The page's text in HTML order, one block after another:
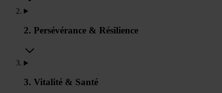
2. Persévérance & Résilience
3. Vitalité & Santé